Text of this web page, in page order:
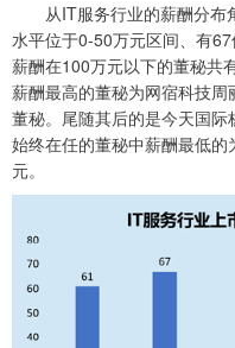
从IT服务行业的薪酬分布
水平位于0-50万元区间、有
薪酬在100万元以下的董秘共
薪酬最高的董秘为网宿科技
董秘。尾随其后的是今天国
始终在任的董秘中薪酬最低
元。